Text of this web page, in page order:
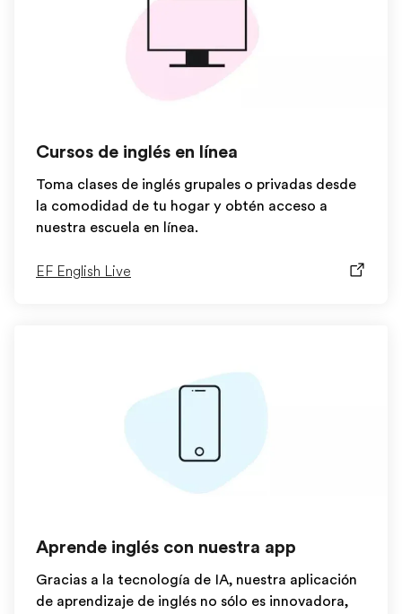
Cursos de inglés en línea
Toma clases de inglés grupales o privadas desde
la comodidad de tu hogar y obtén acceso a
nuestra escuela en línea.
EF English Live
Aprende inglés con nuestra app
Gracias a la tecnología de IA, nuestra aplicación
de aprendizaje de inglés no sólo es innovadora,